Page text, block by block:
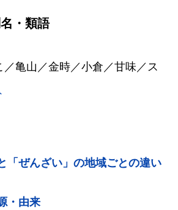
・類語
亀山／金時／小倉／甘味／ス
「ぜんざい」の地域ごとの違い
・由来